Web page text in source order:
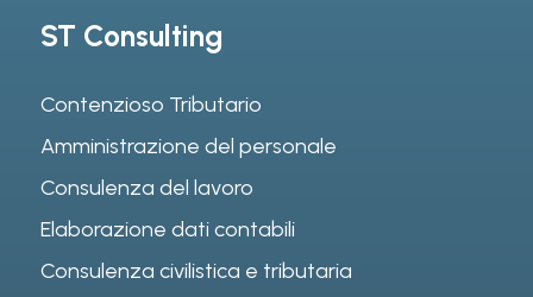
ST Consulting
Contenzioso Tributario
Amministrazione del personale
Consulenza del lavoro
Elaborazione dati contabili
Consulenza civilistica e tributaria